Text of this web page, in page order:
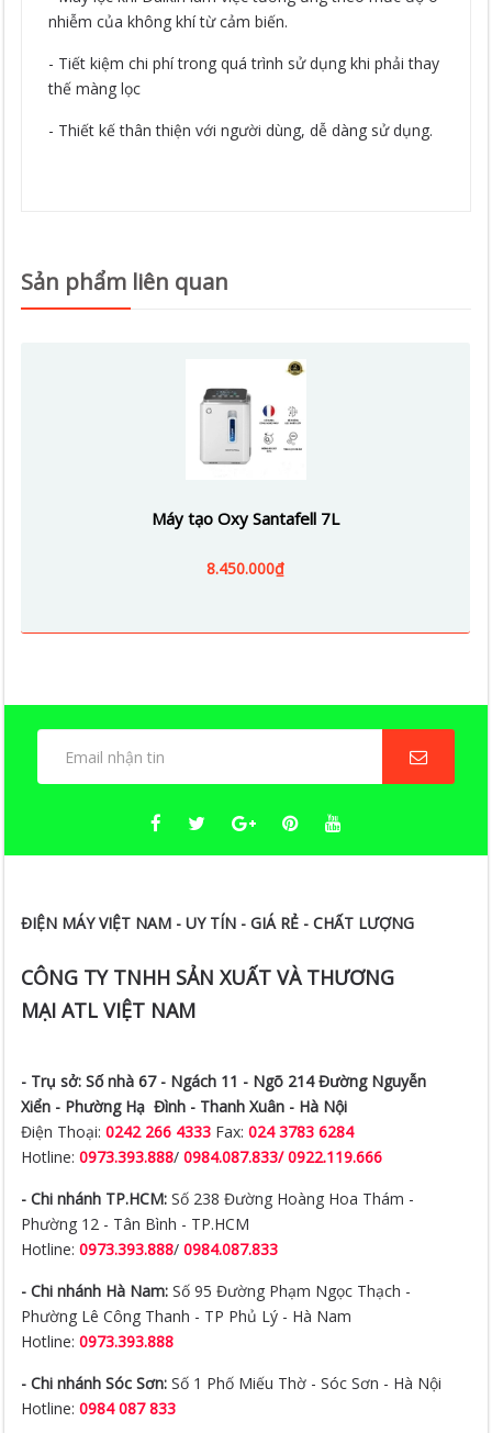
nhiễm của không khí từ cảm biến.
- Tiết kiệm chi phí trong quá trình sử dụng khi phải thay
thế màng lọc
- Thiết kế thân thiện với người dùng, dễ dàng sử dụng.
Sản phẩm liên quan
Máy tạo Oxy Santafell 7L
8.450.000₫
ĐIỆN MÁY VIỆT NAM - UY TÍN - GIÁ RẺ - CHẤT LƯỢNG
CÔNG TY TNHH SẢN XUẤT VÀ THƯƠNG
MẠI ATL VIỆT NAM
- Trụ sở: Số nhà 67 - Ngách 11 - Ngõ 214 Đường Nguyễn
Xiển - Phường Hạ Đình - Thanh Xuân - Hà Nội
Điện Thoại:0242 266 4333 Fax:024 3783 6284
Hotline:0973.393.888/0984.087.833/ 0922.119.666
- Chi nhánh TP.HCM: Số 238 Đường Hoàng Hoa Thám -
Phường 12 - Tân Bình - TP.HCM
Hotline:0973.393.888/0984.087.833
- Chi nhánh Hà Nam: Số 95 Đường Phạm Ngọc Thạch -
Phường Lê Công Thanh - TP Phủ Lý - Hà Nam
Hotline:0973.393.888
- Chi nhánh Sóc Sơn: Số 1 Phố Miếu Thờ - Sóc Sơn - Hà Nội
Hotline:0984 087 833